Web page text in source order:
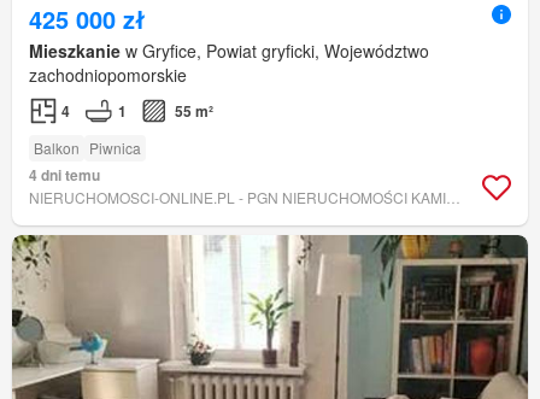
425 000 zł
Mieszkanie w Gryfice, Powiat gryficki, Województwo
zachodniopomorskie
4 1 55 m²
Balkon Piwnica
4 dni temu